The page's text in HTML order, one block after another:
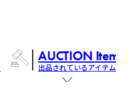
AUCTION Items
出品されているアイテム